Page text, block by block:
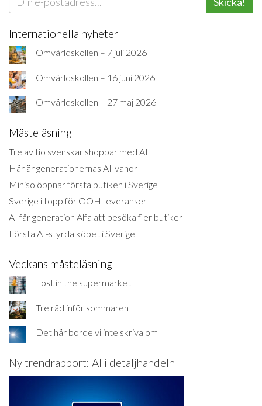
Internationella nyheter
Omvärldskollen – 7 juli 2026
Omvärldskollen – 16 juni 2026
Omvärldskollen – 27 maj 2026
Måsteläsning
Tre av tio svenskar shoppar med AI
Här är generationernas AI-vanor
Miniso öppnar första butiken i Sverige
Sverige i topp för OOH-leveranser
AI får generation Alfa att besöka fler butiker
Första AI-styrda köpet i Sverige
Veckans måsteläsning
Lost in the supermarket
Tre råd inför sommaren
Det här borde vi inte skriva om
Ny trendrapport: AI i detaljhandeln